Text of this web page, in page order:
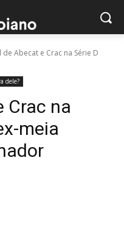
de Abecat e Crac na Série D
dele?
Crac na
meia